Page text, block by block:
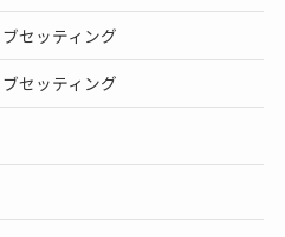
セッティング
セッティング